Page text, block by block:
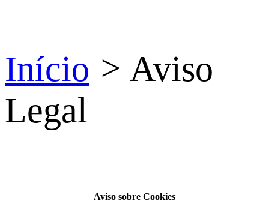
Início > Aviso
Legal
Aviso sobre Cookies